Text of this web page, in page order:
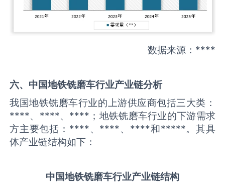
数据来源：****
六、中国地铁铣磨车行业产业链分析
我国地铁铣磨车行业的上游供应商包括三大类：
****、****、****；地铁铣磨车行业的下游需求
方主要包括：****、****、****和*****。其具
体产业链结构如下：
中国地铁铣磨车行业产业链结构